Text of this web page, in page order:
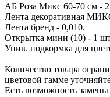
АБ Роза Микс 60-70 см -
Лента декоративная
Лента бренд - 0,010.
Открытка мини (10) - 1
Унив. подкормка для
Количество товара
цветовой гамме
Есть возможность